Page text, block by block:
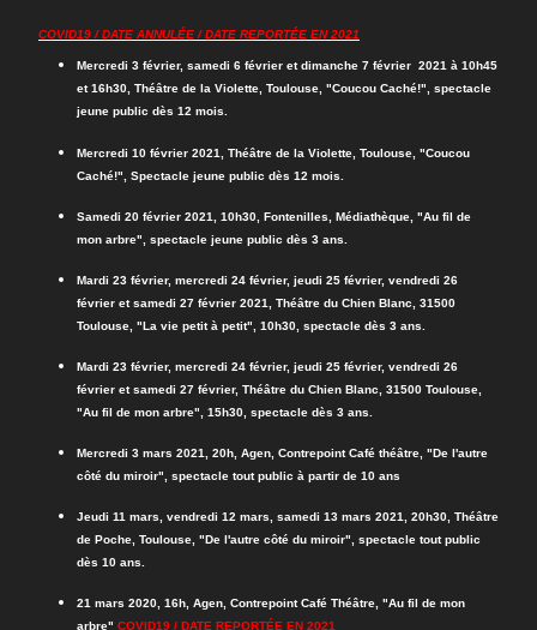
COVID19 / DATE ANNULÉE/ DATE REPORTÉE EN 2021
Mercredi 3 février, samedi 6 février et dimanche 7 février 2021 à 10h45
et 16h30, Théâtre de la Violette, Toulouse, "Coucou Caché!", spectacle
jeune public dès 12 mois.
Mercredi 10 février 2021, Théâtre de la Violette, Toulouse, "Coucou
Caché!", Spectacle jeune public dès 12 mois.
Samedi 20 février 2021, 10h30, Fontenilles, Médiathèque, "Au fil de
mon arbre", spectacle jeune public dès 3 ans.
Mardi 23 février, mercredi 24 février, jeudi 25 février, vendredi 26
février et samedi 27 février 2021, Théâtre du Chien Blanc, 31500
Toulouse, "La vie petit à petit", 10h30, spectacle dès 3 ans.
Mardi 23 février, mercredi 24 février, jeudi 25 février, vendredi 26
février et samedi 27 février, Théâtre du Chien Blanc, 31500 Toulouse,
"Au fil de mon arbre", 15h30, spectacle dès 3 ans.
Mercredi 3 mars 2021, 20h, Agen, Contrepoint Café théâtre, "De l'autre
côté du miroir", spectacle tout public à partir de 10 ans
Jeudi 11 mars, vendredi 12 mars, samedi 13 mars 2021, 20h30, Théâtre
de Poche, Toulouse, "De l'autre côté du miroir", spectacle tout public
dès 10 ans.
21 mars 2020, 16h, Agen, Contrepoint Café Théâtre, "Au fil de mon
arbre" COVID19 / DATE REPORTÉE EN 2021